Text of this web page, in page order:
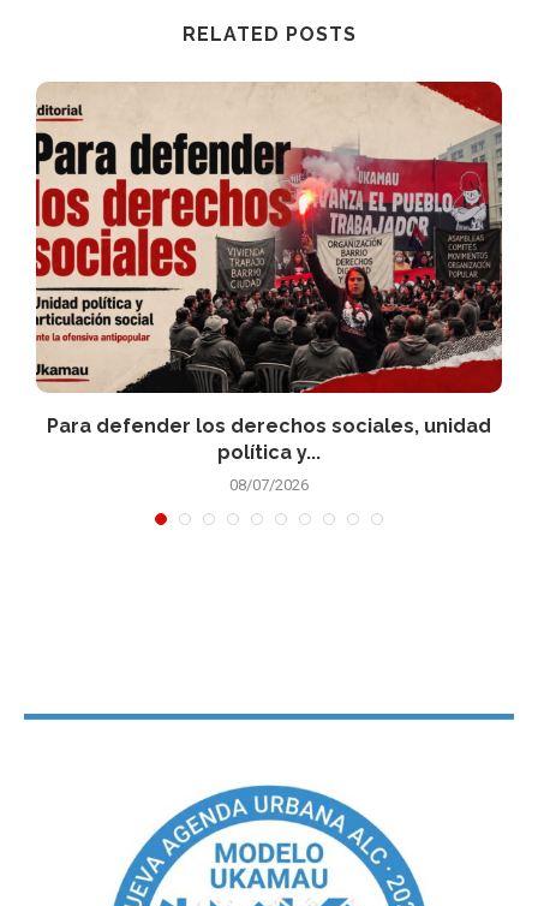
RELATED POSTS
Para defender los derechos sociales, unidad
política y...
08/07/2026